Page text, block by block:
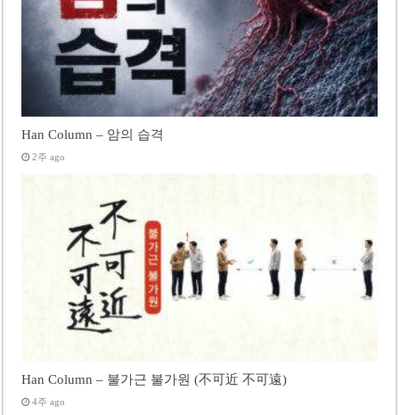
Han Column – 암의 습격
2주 ago
Han Column – 불가근 불가원 (不可近 不可遠)
4주 ago